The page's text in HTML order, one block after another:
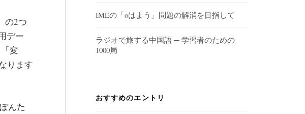
の2つ
デー
変
ります
んた
IMEの「oはよう」問題の解消を目指して
ラジオで旅する中国語 ─ 学習者のための
1000局
おすすめのエントリ